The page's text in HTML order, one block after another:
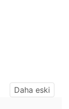
Daha eski